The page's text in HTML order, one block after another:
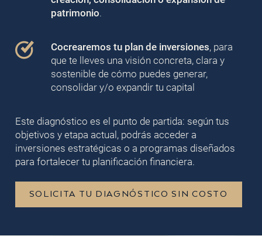
patrimonio.
Cocrearemos tu plan de inversiones, para
que te lleves una visión concreta, clara y
sostenible de cómo puedes generar,
consolidar y/o expandir tu capital
Este diagnóstico es el punto de partida: según tus
objetivos y etapa actual, podrás acceder a
inversiones estratégicas o a programas diseñados
para fortalecer tu planificación financiera.
SOLICITA TU DIAGNÓSTICO SIN COSTO